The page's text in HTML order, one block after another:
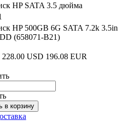
HP SATA 3.5 дюйма
HP 500GB 6G SATA 7.2k 3.5in
(658071-B21)
228.00 USD 196.08 EUR